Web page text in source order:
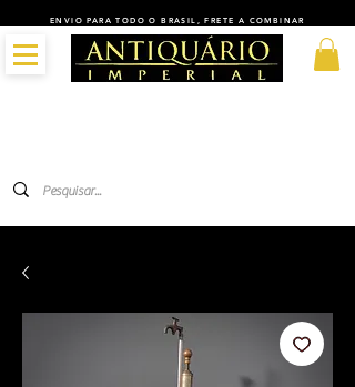
ENVIO PARA TODO O BRASIL, FRETE A COMBINAR